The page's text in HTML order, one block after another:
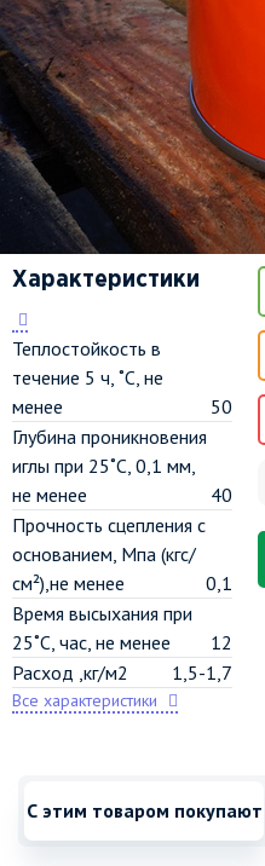
Характеристики
Теплостойкость в
течение 5 ч, ˚С, не
менее
50
Глубина проникновения
иглы при 25˚С, 0,1 мм,
не менее
40
Прочность сцепления с
основанием, Мпа (кгс/
см²),не менее
0,1
Время высыхания при
25˚С, час, не менее
12
Расход ,кг/м2
1,5-1,7
Все характеристики
С этим товаром покупают